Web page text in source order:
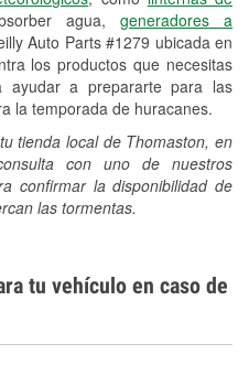
agua, generadores a
Auto Parts #1279 ubicada en
los productos que necesitas
a prepararte para las
la temporada de huracanes.
tienda local de Thomaston, en
con uno de nuestros
confirmar la disponibilidad de
las tormentas.
tu vehículo en caso de